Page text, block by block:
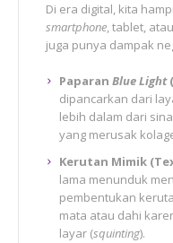
Di era digital, kita
smartphone, tablet,
juga punya dampak
Paparan Blue Light
dipancarkan dari
lebih dalam dari
yang merusak
Kerutan Mimik
lama menunduk
pembentukan
mata atau dahi
layar (squinting).